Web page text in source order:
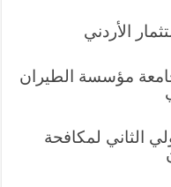
الأردني
مؤسسة الطيران
الثاني لمكافحة